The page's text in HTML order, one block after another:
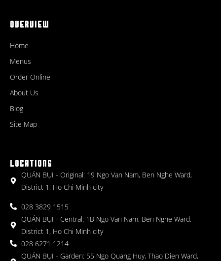
OVERVIEW
Home
Menus
Order Online
About Us
Blog
Site Map
LOCATIONS
QUÁN BỤI - Original: 19 Ngo Van Nam, Ben Nghe Ward,
District 1, Ho Chi Minh city
028 3829 1515
QUÁN BỤI - Central: 1B Ngo Van Nam, Ben Nghe Ward,
District 1, Ho Chi Minh city
028 6271 1214
QUÁN BỤI - Garden: 55 Ngo Quang Huy, Thao Dien Ward,